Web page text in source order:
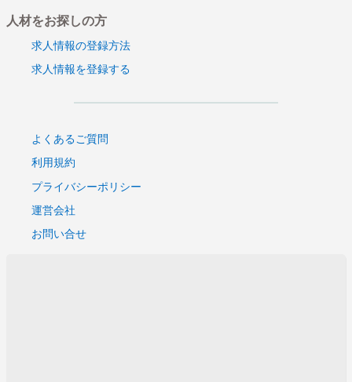
人材をお探しの方
求人情報の登録方法
求人情報を登録する
よくあるご質問
利用規約
プライバシーポリシー
運営会社
お問い合せ